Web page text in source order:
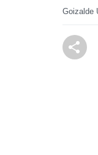
Goizalde